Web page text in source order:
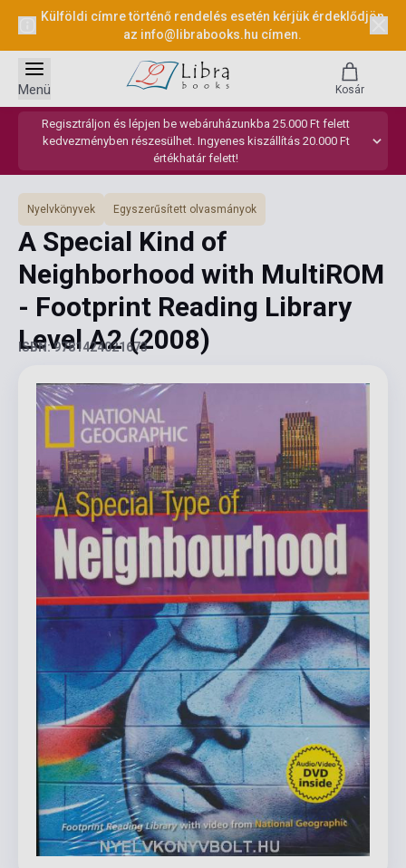
Külföldi címre történő rendelés esetén kérjük érdeklődjön
az info@librabooks.hu címen.
Regisztráljon és lépjen be webáruházunkba 25.000 Ft felett
kedvezményben részesülhet. Ingyenes kiszállítás 20.000 Ft
értékhatár felett!
Menü Kosár
Nyelvkönyvek Egyszerűsített olvasmányok
A Special Kind of
Neighborhood with MultiROM
- Footprint Reading Library
Level A2(2008)
ISBN: 9781424021673